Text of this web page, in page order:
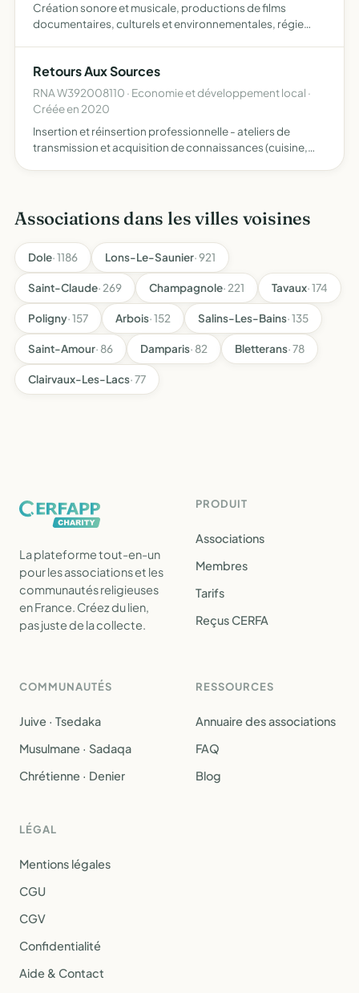
Création sonore et musicale, productions de films
documentaires, culturels et environnementales, régie
Retours Aux Sources
RNA W392008110 · Economie et développement local ·
Créée en 2020
Insertion et réinsertion professionnelle - ateliers de
transmission et acquisition de connaissances (cuisine,
Associations dans les villes voisines
Dole· 1186 Lons-Le-Saunier· 921
Saint-Claude· 269 Champagnole· 221 Tavaux· 174
Poligny· 157 Arbois· 152 Salins-Les-Bains· 135
Saint-Amour· 86 Damparis· 82 Bletterans· 78
Clairvaux-Les-Lacs· 77
La plateforme tout-en-un
pour les associations et les
communautés religieuses
en France. Créez du lien,
pas juste de la collecte.
PRODUIT
Associations
Membres
Tarifs
Reçus CERFA
COMMUNAUTÉS
Juive · Tsedaka
Musulmane · Sadaqa
Chrétienne · Denier
RESSOURCES
Annuaire des associations
FAQ
Blog
LÉGAL
Mentions légales
CGU
CGV
Confidentialité
Aide & Contact